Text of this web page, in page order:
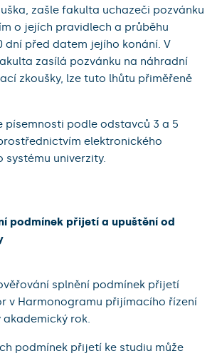
zašle fakulta uchazeči pozvánku
o jejích pravidlech a průběhu
dní před datem jejího konání. V
zasílá pozvánku na náhradní
zkoušky, lze tuto lhůtu přiměřeně
písemnosti podle odstavců 3 a 5
elektronického
systému univerzity.
podmínek přijetí a upuštění od
splnění podmínek přijetí
v Harmonogramu přijímacího řízení
rok.
podmínek přijetí ke studiu může